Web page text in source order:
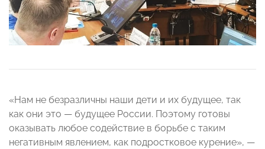
«Нам не безразличны наши дети и их будущее, так
как они это — будущее России. Поэтому готовы
оказывать любое содействие в борьбе с таким
негативным явлением, как подростковое курение», —